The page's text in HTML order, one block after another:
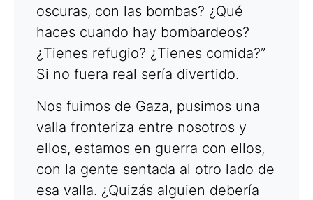
oscuras, con las bombas? ¿Qué
haces cuando hay bombardeos?
¿Tienes refugio? ¿Tienes comida?”
Si no fuera real sería divertido.
Nos fuimos de Gaza, pusimos una
valla fronteriza entre nosotros y
ellos, estamos en guerra con ellos,
con la gente sentada al otro lado de
esa valla. ¿Quizás alguien debería